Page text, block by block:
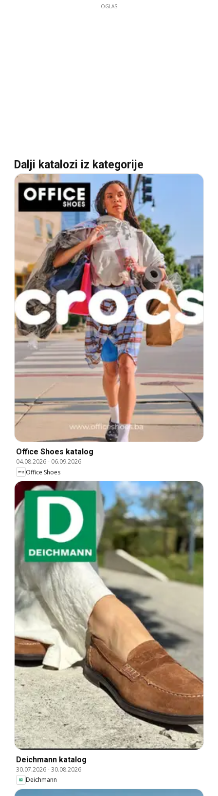
OGLAS
Dalji katalozi iz kategorije
Office Shoes katalog
04.08.2026- 06.09.2026
Office Shoes
Deichmann katalog
30.07.2026-30.08.2026
Deichmann